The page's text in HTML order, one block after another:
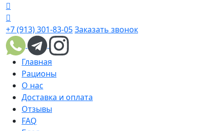
+7 (913) 301-83-05Заказать звонок
Главная
Рационы
О нас
Доставка и оплата
Отзывы
FAQ